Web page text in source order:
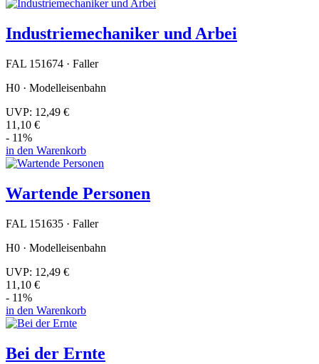
Industriemechaniker und Arbei
FAL 151674 · Faller
H0 · Modelleisenbahn
UVP: 12,49 €
11,10 €
- 11%
in den Warenkorb
Wartende Personen
FAL 151635 · Faller
H0 · Modelleisenbahn
UVP: 12,49 €
11,10 €
- 11%
in den Warenkorb
Bei der Ernte